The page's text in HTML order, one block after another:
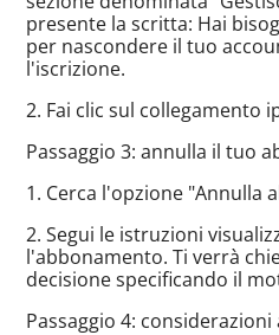
presente la scritta: Hai
per nascondere il tuo
l'iscrizione.
2. Fai clic sul collegamento
Passaggio 3: annulla il tuo
1. Cerca l'opzione "Annulla
2. Segui le istruzioni
l'abbonamento. Ti verrà
decisione specificando il
Passaggio 4: